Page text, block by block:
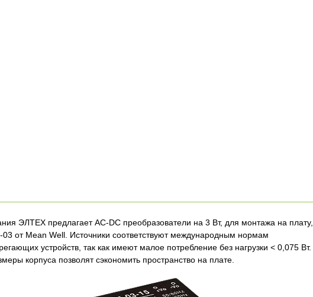
ЭЛТЕХ предлагает AC-DC преобразователи на 3 Вт, для монтажа на плату,
03 от Mean Well. Источники соответствуют международным нормам
устройств, так как имеют малое потребление без нагрузки < 0,075 Вт.
корпуса позволят сэкономить пространство на плате.